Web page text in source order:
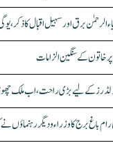
برق اور سہیل اقبال کا ذکر،
خاتون کے سنگین الزامات
باغ برج کا وزراء و دیگر رہنماؤں نے